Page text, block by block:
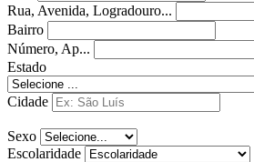
Rua, Avenida, Logradouro...
Bairro
Número, Ap...
Estado
Cidade
Sexo
Escolaridade